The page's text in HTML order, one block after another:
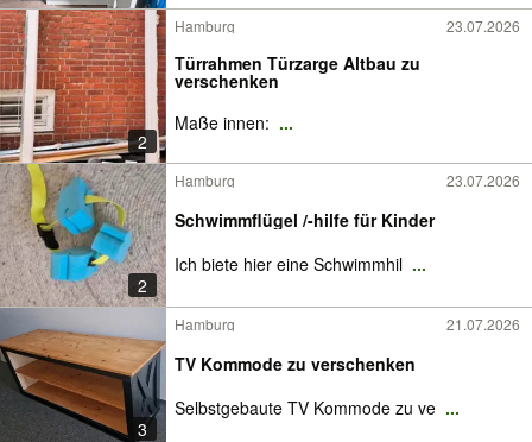
2
Hamburg 23.07.2026
Türrahmen Türzarge Altbau zu
verschenken
Maße innen: ...
2
Hamburg 23.07.2026
Schwimmflügel /-hilfe für Kinder
Ich biete hier eine Schwimmhil ...
3
Hamburg 21.07.2026
TV Kommode zu verschenken
Selbstgebaute TV Kommode zu ve ...